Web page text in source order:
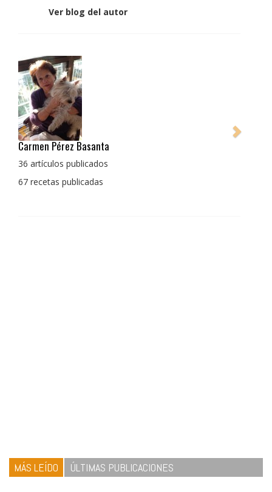
Ver blog del autor
Pedro Manuel Collado Cruz
La cocina para mi es producto bien tratado sin
con un toque diferente